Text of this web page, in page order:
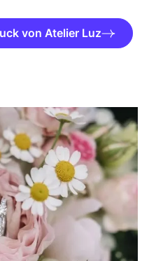
von Atelier Luz